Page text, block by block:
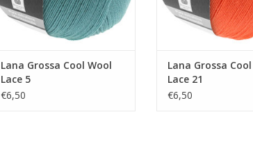
Lana Grossa Cool Wool
Lace 5
€6,50
Lana Grossa
Lace 21
€6,50